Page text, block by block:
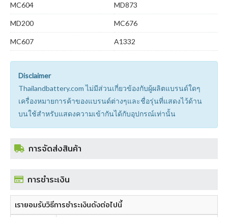
MC604 MD873
MD200 MC676
MC607 A1332
Disclaimer
Thailandbattery.com ไม่มีส่วนเกี่ยวข้องกับผู้ผลิตแบรนด์ใดๆ
เครื่องหมายการค้าของแบรนด์ต่างๆและชื่อรุ่นที่แสดงไว้ด้าน
บนใช้สำหรับแสดงความเข้ากันได้กับอุปกรณ์เท่านั้น
การจัดส่งสินค้า
การชำระเงิน
เรายอมรับวิธีการชำระเงินดังต่อไปนี้